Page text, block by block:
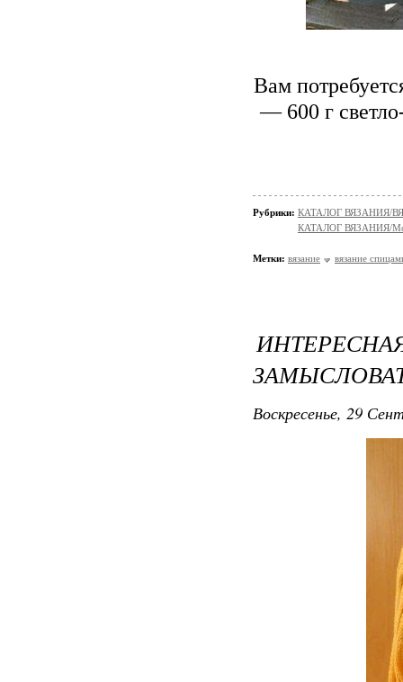
Вам
— 600 г
Рубрики: КАТАЛОГ ВЯЗАНИЯ/
КАТАЛОГ ВЯЗАНИЯ/
Метки: вязание вязание
Воскресенье, 29